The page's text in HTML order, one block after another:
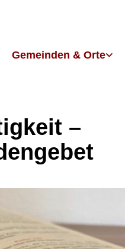
Gemeinden & Orte
–